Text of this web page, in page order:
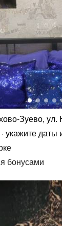
Зуево, ул.
укажите даты
бонусами